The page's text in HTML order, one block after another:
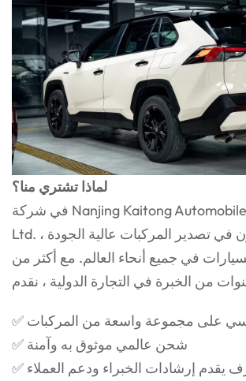
لماذا تشتري منا؟
في شركة Nanjing Kaitong Automobile Service Co. ،
Ltd. ، نحن متخصصون في تصدير المركبات عالية الجودة
في جميع أنحاء العالم. مع أكثر من
على مجموعة واسعة من المركبات
✅ شحن عالمي موثوق به وآمنة
يقدم إرشادات الخبراء ودعم العملاء